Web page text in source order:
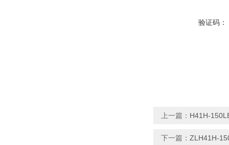
验证码：
上一篇： H41H-
下一篇： ZLH41H-